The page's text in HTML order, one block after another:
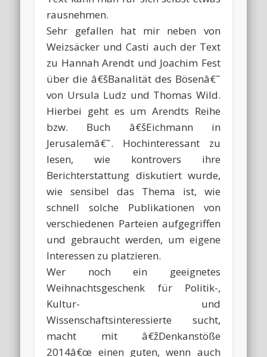
rausnehmen.
Sehr gefallen hat mir neben von
Weizsäcker und Casti auch der Text
zu Hannah Arendt und Joachim Fest
über die â€šBanalität des Bösenâ€˜
von Ursula Ludz und Thomas Wild.
Hierbei geht es um Arendts Reihe
bzw. Buch â€šEichmann in
Jerusalemâ€˜. Hochinteressant zu
lesen, wie kontrovers ihre
Berichterstattung diskutiert wurde,
wie sensibel das Thema ist, wie
schnell solche Publikationen von
verschiedenen Parteien aufgegriffen
und gebraucht werden, um eigene
Interessen zu platzieren.
Wer noch ein geeignetes
Weihnachtsgeschenk für Politik-,
Kultur- und
Wissenschaftsinteressierte sucht,
macht mit â€žDenkanstöße
2014â€œ einen guten, wenn auch